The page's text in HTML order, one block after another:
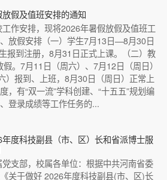
假及值班安排的通知
作安排，现将2026年暑假放假及值班工
放假安排（一）学生7月13日—8月30日
报到注册，8月31日正式上课。（二）教
。7月11日（周六）、7月12日（周日）
）报到、上班，8月30日（周日）正常上
，有“双一流”学科创建、“十五五”规划编
登录成绩等工作任务的...
度科技副县（市、区）长和省派博士服
支部，校属各单位：根据中共河南省委
关于做好 2026年度科技副县(市、区)长